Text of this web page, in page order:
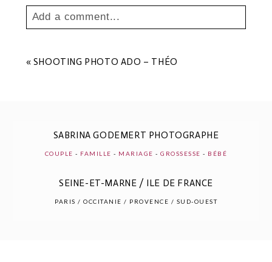
Add a comment...
Les champs marqués sont requis *
POST COMMENT
« SHOOTING PHOTO ADO – THÉO
SABRINA GODEMERT PHOTOGRAPHE
COUPLE - FAMILLE - MARIAGE -GROSSESSE - BÉBÉ
SEINE-ET-MARNE / ILE DE FRANCE
PARIS / OCCITANIE / PROVENCE / SUD-OUEST